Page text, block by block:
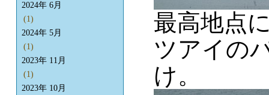
最高地点
ツアイの
け。
2024年 6月
(1)
2024年 5月
(1)
2023年 11月
(1)
2023年 10月